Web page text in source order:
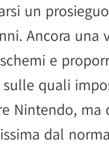
un
Ancora
e
sulle quali
Nintendo, ma
dal